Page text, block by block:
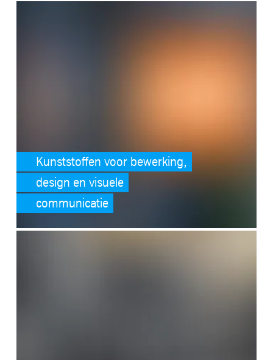
Kunststoffen voor bewerking,
design en visuele
communicatie